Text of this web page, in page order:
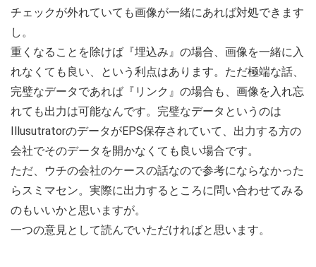
チェックが外れていても画像が一緒にあれば対処できます
し。
重くなることを除けば『埋込み』の場合、画像を一緒に入
れなくても良い、という利点はあります。ただ極端な話、
完璧なデータであれば『リンク』の場合も、画像を入れ忘
れても出力は可能なんです。完璧なデータというのは
IllusutratorのデータがEPS保存されていて、出力する方の
会社でそのデータを開かなくても良い場合です。
ただ、ウチの会社のケースの話なので参考にならなかった
らスミマセン。実際に出力するところに問い合わせてみる
のもいいかと思いますが。
一つの意見として読んでいただければと思います。